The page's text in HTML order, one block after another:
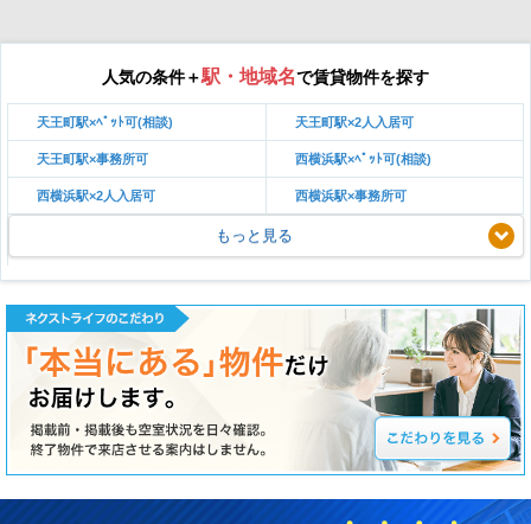
人気の条件＋駅・地域名で賃貸物件を探す
天王町駅×ﾍﾟｯﾄ可(相談) 天王町駅×2人入居可
天王町駅×事務所可 西横浜駅×ﾍﾟｯﾄ可(相談)
西横浜駅×2人入居可 西横浜駅×事務所可
もっと見る